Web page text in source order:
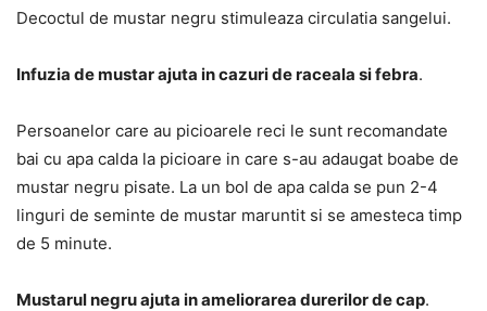
Decoctul de mustar negru stimuleaza circulatia sangelui.
Infuzia de mustar ajuta in cazuri de raceala si febra.
Persoanelor care au picioarele reci le sunt recomandate
bai cu apa calda la picioare in care s-au adaugat boabe de
mustar negru pisate. La un bol de apa calda se pun 2-4
linguri de seminte de mustar maruntit si se amesteca timp
de 5 minute.
Mustarul negru ajuta in ameliorarea durerilor de cap.